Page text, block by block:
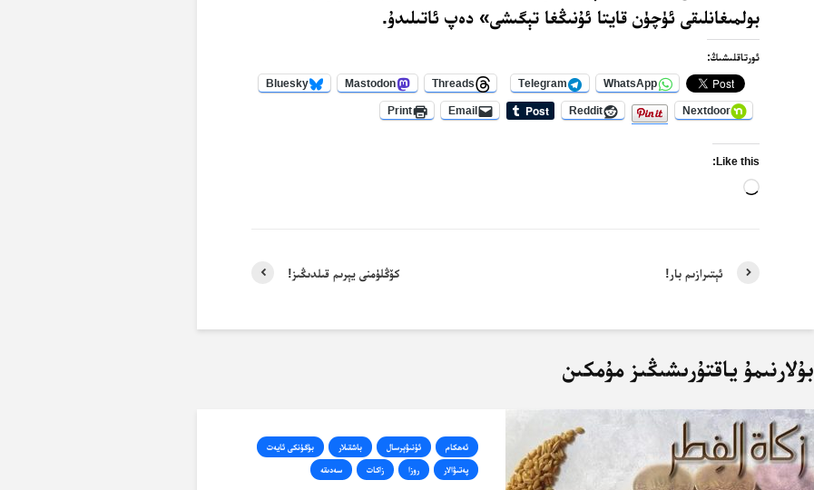
بولمىغانلىقى ئۈچۈن قايتا ئۇنىڭغا تېگىشى» دەپ ئاتىلىدۇ.
ئورتاقلىشىڭ:
WhatsApp
Telegram
Threads
Mastodon
Bluesky
Nextdoor
Reddit
Email
Print
Like this:
Loading…
كۆڭلۈمنى يېرىم قىلدىڭىز! ئېتىرازىم بار!
بۇلارنىمۇ ياقتۇرىشىڭىز مۇمكىن
ئەھكام ئۇنىۋېرسال باشقىلار بۈگۈنكى ئايەت
پەتىۋالار روزا زاكات سەدىقە